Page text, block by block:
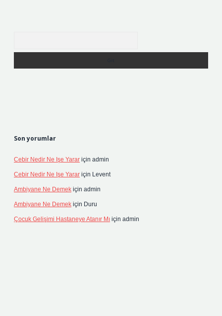
Son yorumlar
Cebir Nedir Ne Işe Yarar için admin
Cebir Nedir Ne Işe Yarar için Levent
Ambiyane Ne Demek için admin
Ambiyane Ne Demek için Duru
Çocuk Gelişimi Hastaneye Atanır Mı için admin